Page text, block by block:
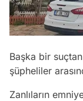
Başka bir
şüpheliler
Zanlıların